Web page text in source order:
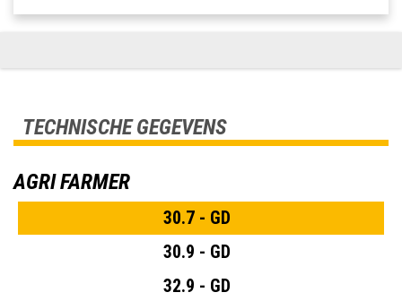
TECHNISCHE GEGEVENS
AGRI FARMER
30.7 - GD
30.9 - GD
32.9 - GD